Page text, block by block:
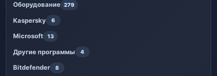
Оборудование 279
Kaspersky 6
Microsoft 13
Другие программы 4
Bitdefender 8